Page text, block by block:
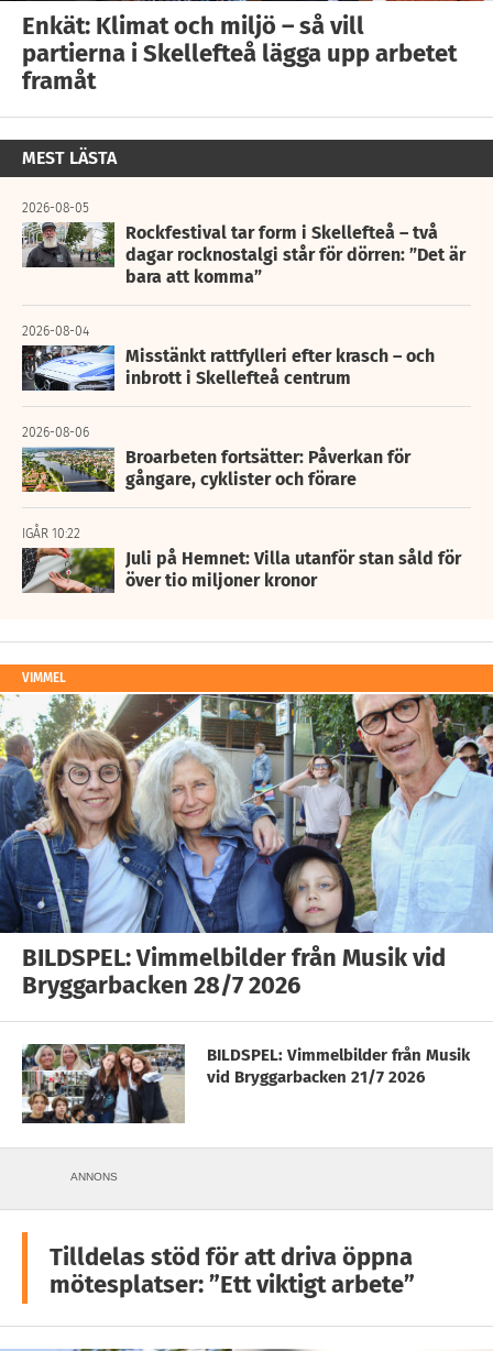
Enkät: Klimat och miljö – så vill
partierna i Skellefteå lägga upp arbetet
framåt
MEST LÄSTA
2026-08-05
Rockfestival tar form i Skellefteå – två
dagar rocknostalgi står för dörren: ”Det är
bara att komma”
2026-08-04
Misstänkt rattfylleri efter krasch – och
inbrott i Skellefteå centrum
2026-08-06
Broarbeten fortsätter: Påverkan för
gångare, cyklister och förare
IGÅR 10:22
Juli på Hemnet: Villa utanför stan såld för
över tio miljoner kronor
VIMMEL
BILDSPEL: Vimmelbilder från Musik vid
Bryggarbacken 28/7 2026
BILDSPEL: Vimmelbilder från Musik
vid Bryggarbacken 21/7 2026
ANNONS
Tilldelas stöd för att driva öppna
mötesplatser: ”Ett viktigt arbete”